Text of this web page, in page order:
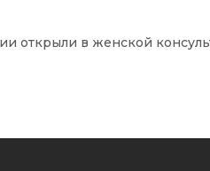
открыли в женской